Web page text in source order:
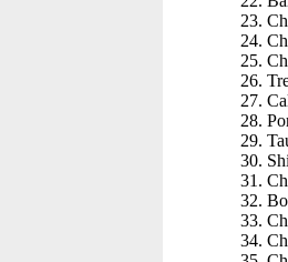
23.
24.
25.
26.
27.
28.
29.
30.
31.
32.
33.
34.